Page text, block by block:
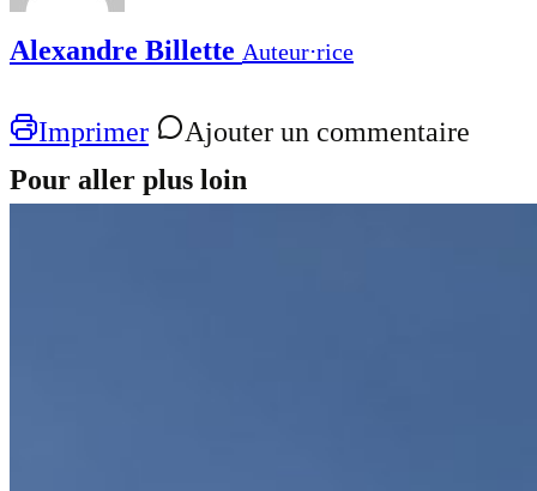
Alexandre Billette Auteur⋅rice
Imprimer
Ajouter un commentaire
Pour aller plus loin